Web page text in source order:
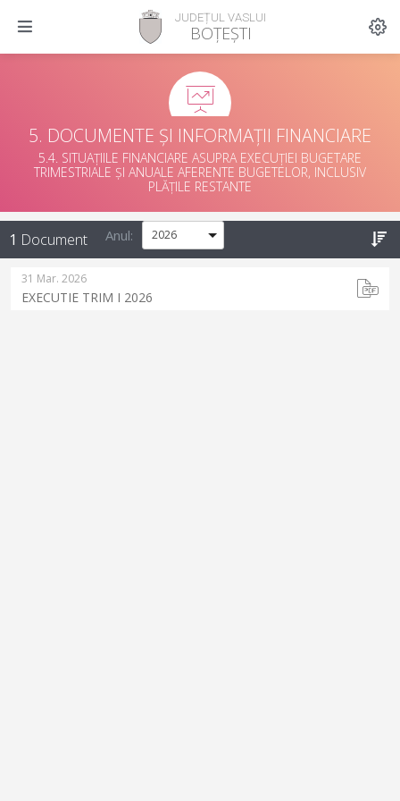
JUDEȚUL VASLUI
BOȚEȘTI
5. DOCUMENTE ȘI INFORMAȚII FINANCIARE
5.4. SITUAȚIILE FINANCIARE ASUPRA EXECUȚIEI BUGETARE
TRIMESTRIALE ȘI ANUALE AFERENTE BUGETELOR, INCLUSIV
PLĂȚILE RESTANTE
1 Document Anul:
31 Mar. 2026
EXECUTIE TRIM I 2026